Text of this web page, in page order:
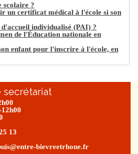
scolaire ?
un certificat médical à l'école si son
individualisé (PAI) ?
de l'Éducation nationale en
enfant pour l'inscrire à l'école, en
13
bievreetrhone.fr